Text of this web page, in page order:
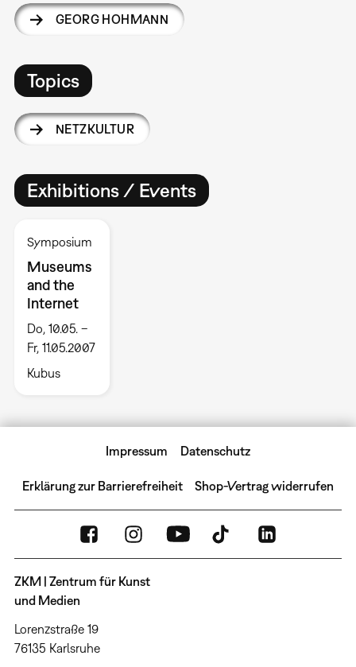
GEORG HOHMANN
Topics
NETZKULTUR
Exhibitions / Events
Symposium
Museums
and the
Internet
Do, 10.05. –
Fr, 11.05.2007
Kubus
Impressum Datenschutz
Erklärung zur Barrierefreiheit Shop-Vertrag widerrufen
ZKM | Zentrum für Kunst
und Medien
Lorenzstraße 19
76135 Karlsruhe